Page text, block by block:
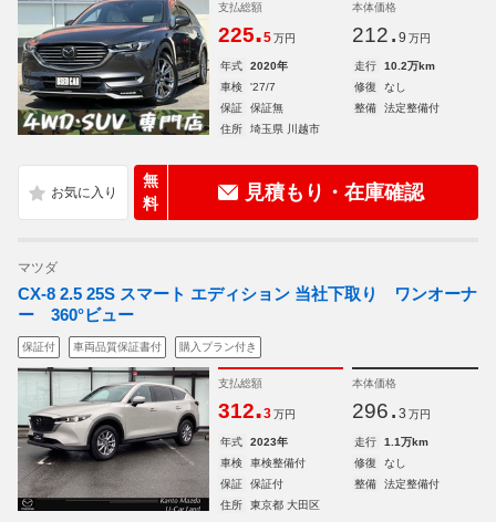
支払総額
225.5 万円
本体価格
212. 9 万円
年式 2020年 走行
10.2万km
車検
'27/7 修復
なし
保証
保証無 整備
法定整備付
住所
埼玉県 川越市
無
料
見積もり・在庫確認
マツダ
CX-8 2.5 25S スマート エディション 当社下取り ワンオーナ
ー 360°ビュー
保証付 車両品質保証書付 購入プラン付き
支払総額
312.3 万円
本体価格
296. 3 万円
年式 2023年 走行
1.1万km
車検
車検整備付 修復
なし
保証
保証付 整備
法定整備付
住所
東京都 大田区